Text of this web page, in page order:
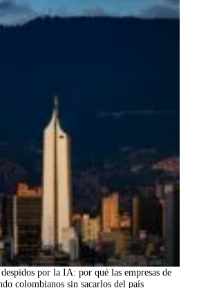
por la IA: por qué las empresas de
colombianos sin sacarlos del país